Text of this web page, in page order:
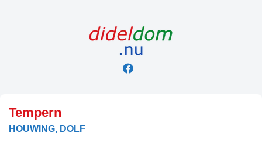
Tempern
HOUWING, DOLF